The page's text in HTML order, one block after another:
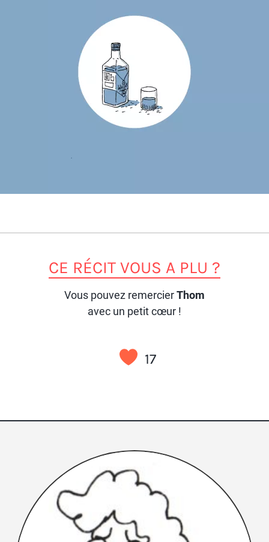
CE RÉCIT VOUS A PLU ?
Vous pouvez remercierThom
avec un petit cœur !
17